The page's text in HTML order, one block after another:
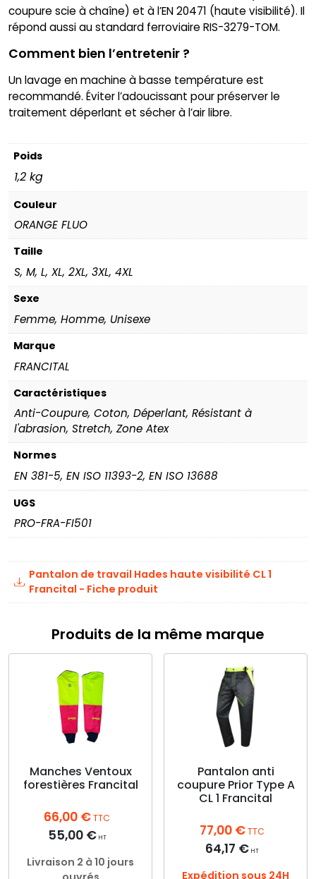
coupure scie à chaîne) et à l’EN 20471 (haute visibilité). Il
répond aussi au standard ferroviaire RIS-3279-TOM.
Comment bien l’entretenir ?
Un lavage en machine à basse température est
recommandé. Éviter l’adoucissant pour préserver le
traitement déperlant et sécher à l’air libre.
Poids
1,2 kg
Couleur
ORANGE FLUO
Taille
S, M, L, XL, 2XL, 3XL, 4XL
Sexe
Femme, Homme, Unisexe
Marque
FRANCITAL
Caractéristiques
Anti-Coupure, Coton, Déperlant, Résistant à
l'abrasion, Stretch, Zone Atex
Normes
EN 381-5, EN ISO 11393-2, EN ISO 13688
UGS
PRO-FRA-FI501
Pantalon de travail Hades haute visibilité CL 1
Francital - Fiche produit
Produits de la même marque
Manches Ventoux
forestières Francital
66,00 €TTC
55,00 € HT
Livraison 2 à 10 jours
Pantalon anti
coupure Prior Type A
CL 1 Francital
77,00 €TTC
64,17 € HT
Expédition sous 24H